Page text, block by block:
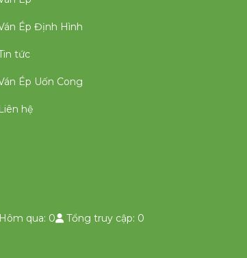
Ép Định Hình
tức
Ép Uốn Cong
Liên hệ
Hôm qua: 0 Tổng truy cập: 0